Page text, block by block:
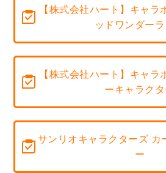
【株式会社ハート】キャラ
ッドワンダー
【株式会社ハート】キャラ
ーキャラクタ
サンリオキャラクターズ カ
ー